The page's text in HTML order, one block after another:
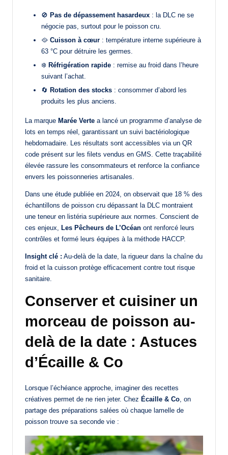
🚫 Pas de dépassement hasardeux : la DLC ne se
négocie pas, surtout pour le poisson cru.
🥘 Cuisson à cœur : température interne supérieure à
63 °C pour détruire les germes.
❄️ Réfrigération rapide : remise au froid dans l’heure
suivant l’achat.
🔄 Rotation des stocks : consommer d’abord les
produits les plus anciens.
La marque Marée Verte a lancé un programme d’analyse de
lots en temps réel, garantissant un suivi bactériologique
hebdomadaire. Les résultats sont accessibles via un QR
code présent sur les filets vendus en GMS. Cette traçabilité
élevée rassure les consommateurs et renforce la confiance
envers les poissonneries artisanales.
Dans une étude publiée en 2024, on observait que 18 % des
échantillons de poisson cru dépassant la DLC montraient
une teneur en listéria supérieure aux normes. Conscient de
ces enjeux,
Les Pêcheurs de L’Océan ont renforcé leurs
contrôles et formé leurs équipes à la méthode HACCP.
Insight clé : Au-delà de la date, la rigueur dans la chaîne du
froid et la cuisson protège efficacement contre tout risque
sanitaire.
Conserver et cuisiner un
morceau de poisson au-
delà de la date : Astuces
d’Écaille & Co
Lorsque l’échéance approche, imaginer des recettes
créatives permet de ne rien jeter. Chez Écaille & Co , on
partage des préparations salées où chaque lamelle de
poisson trouve sa seconde vie :